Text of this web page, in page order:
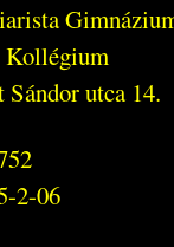
Kollégium
utca 14.
2-06